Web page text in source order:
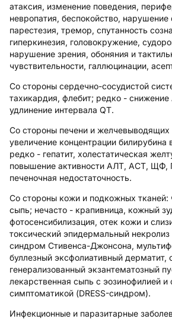
атаксия, изменение поведения,
невропатия, беспокойство, нарушение
парестезия, тремор, спутанность
гиперкинезия, головокружение,
нарушение зрения, обоняния и
чувствительности, галлюцинации,
Со стороны сердечно-сосудистой
тахикардия, флебит; редко -
удлинение интервала QT.
Со стороны печени и желчевыводящих
увеличение концентрации билирубина
редко - гепатит, холестатическая
повышение активности АЛТ, АСТ, ЩФ,
печеночная недостаточность.
Со стороны кожи и подкожных тканей:
сыпь; нечасто - крапивница, кожный
фотосенсибилизация, отек кожи и
токсический эпидермальный
синдром Стивенса-Джонсона,
буллезный эксфолиативный дерматит,
генерализованный экзантематозный
лекарственная сыпь с эозинофилией и
симптоматикой (DRESS-синдром).
Инфекционные и паразитарные